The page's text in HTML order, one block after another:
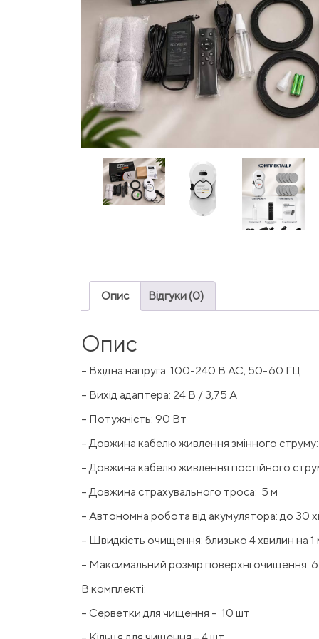
Опис Відгуки (0)
Опис
– Вхідна напруга: 100-240 В АС, 50-60 ГЦ
– Вихід адаптера: 24 B / 3,75 A
– Потужність: 90 Вт
– Довжина кабелю живлення змінного струму:
– Довжина кабелю живлення постійного
– Довжина страхувального троса: 5 м
– Автономна робота від акумулятора: до 30
– Швидкість очищення: близько 4 хвилин на 1
– Максимальний розмір поверхні очищення:
В комплекті:
– Серветки для чищення – 10 шт